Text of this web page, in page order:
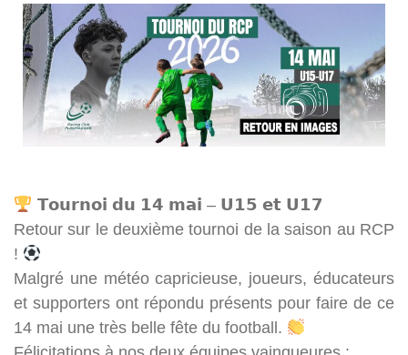
𝗧𝗼𝘂𝗿𝗻𝗼𝗶 𝗱𝘂 𝟭𝟰 𝗺𝗮𝗶 – 𝗨𝟭𝟱 𝗲𝘁 𝗨𝟭𝟳
Retour sur le deuxième tournoi de la saison au RCP
!
Malgré une météo capricieuse, joueurs, éducateurs
et supporters ont répondu présents pour faire de ce
14 mai une très belle fête du football.